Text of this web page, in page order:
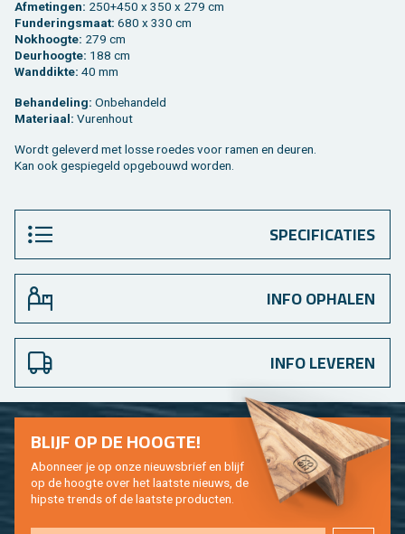
Af­me­tin­gen: 250+450 x 350 x 279 cm
Fun­de­rings­maat: 680 x 330 cm
Nok­hoog­te: 279 cm
Deur­hoog­te: 188 cm
Wand­dik­te: 40 mm
Be­han­de­ling: On­be­han­deld
Ma­te­ri­aal: Vu­ren­hout
Wordt ge­le­verd met losse roe­des voor ramen en deu­ren.
Kan ook ge­spie­geld op­ge­bouwd wor­den.
SPECIFICATIES
INFO OPHALEN
INFO LEVEREN
BLIJF OP DE HOOG­TE!
Abon­neer je op onze nieuws­brief en blijf
op de hoog­te over het laat­ste nieuws, de
hip­s­te trends of de laat­ste pro­duc­ten.